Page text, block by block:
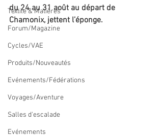
Textile & Matières
Forum/Magazine
Cycles/VAE
Produits/Nouveautés
Evénements/Fédérations
Voyages/Aventure
Salles d'escalade
Evénements
du 24 au 31 août au départ de
Chamonix, jettent l’éponge.